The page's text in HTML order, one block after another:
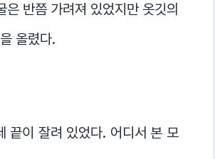
반쯤 가려져 있었지만 옷깃의
올렸다.
끝이 잘려 있었다. 어디서 본 모